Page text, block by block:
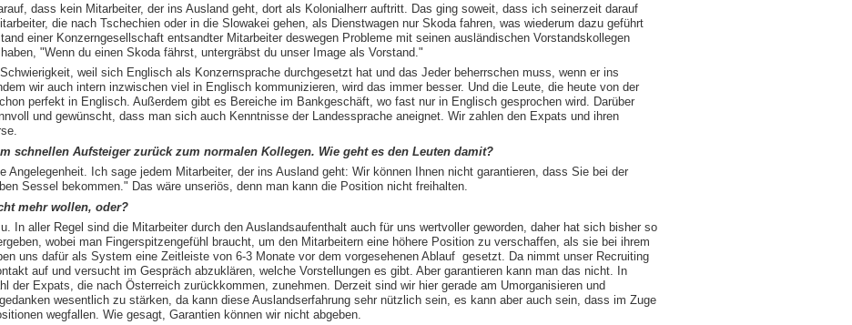
dass kein Mitarbeiter, der ins Ausland geht, dort als Kolonialherr auftritt. Das ging soweit, dass ich seinerzeit darauf
die nach Tschechien oder in die Slowakei gehen, als Dienstwagen nur Skoda fahren, was wiederum dazu geführt
einer Konzerngesellschaft entsandter Mitarbeiter deswegen Probleme mit seinen ausländischen Vorstandskollegen
"Wenn du einen Skoda fährst, untergräbst du unser Image als Vorstand."
weil sich Englisch als Konzernsprache durchgesetzt hat und das Jeder beherrschen muss, wenn er ins
wir auch intern inzwischen viel in Englisch kommunizieren, wird das immer besser. Und die Leute, die heute von der
perfekt in Englisch. Außerdem gibt es Bereiche im Bankgeschäft, wo fast nur in Englisch gesprochen wird. Darüber
und gewünscht, dass man sich auch Kenntnisse der Landessprache aneignet. Wir zahlen den Expats und ihren
schnellen Aufsteiger zurück zum normalen Kollegen. Wie geht es den Leuten damit?
Angelegenheit. Ich sage jedem Mitarbeiter, der ins Ausland geht: Wir können Ihnen nicht garantieren, dass Sie bei der
Sessel bekommen." Das wäre unseriös, denn man kann die Position nicht freihalten.
mehr wollen, oder?
In aller Regel sind die Mitarbeiter durch den Auslandsaufenthalt auch für uns wertvoller geworden, daher hat sich bisher so
wobei man Fingerspitzengefühl braucht, um den Mitarbeitern eine höhere Position zu verschaffen, als sie bei ihrem
uns dafür als System eine Zeitleiste von 6-3 Monate vor dem vorgesehenen Ablauf gesetzt. Da nimmt unser Recruiting
auf und versucht im Gespräch abzuklären, welche Vorstellungen es gibt. Aber garantieren kann man das nicht. In
der Expats, die nach Österreich zurückkommen, zunehmen. Derzeit sind wir hier gerade am Umorganisieren und
wesentlich zu stärken, da kann diese Auslandserfahrung sehr nützlich sein, es kann aber auch sein, dass im Zuge
wegfallen. Wie gesagt, Garantien können wir nicht abgeben.